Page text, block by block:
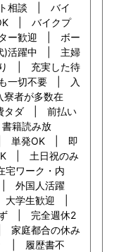
相談 | バイ
OK | バイクプ
ー歓迎 | ボー
)活躍中 | 主婦
| 充実した待
一切不要 | 入
者が多数在
タダ | 前払い
籍読み放
単発OK | 即
| 土日祝のみ
ワーク・内
外国人活躍
学生歓迎 |
| 完全週休2
庭都合の休み
| 履歴書不